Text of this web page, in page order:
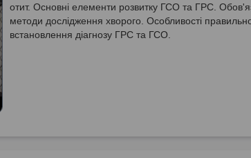
отит. Основні елементи розвитку ГСО та ГРС.
методи дослідження хворого. Особливості
встановлення діагнозу ГРС та ГСО.